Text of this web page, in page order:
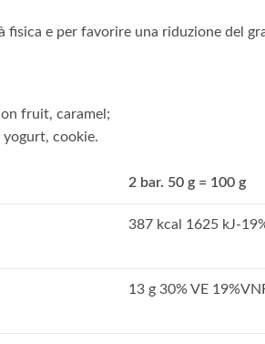
e per favorire una riduzione del
fruit, caramel;
yogurt, cookie.
2 bar. 50 g = 100 g
387 kcal 1625 kJ-
13 g 30% VE